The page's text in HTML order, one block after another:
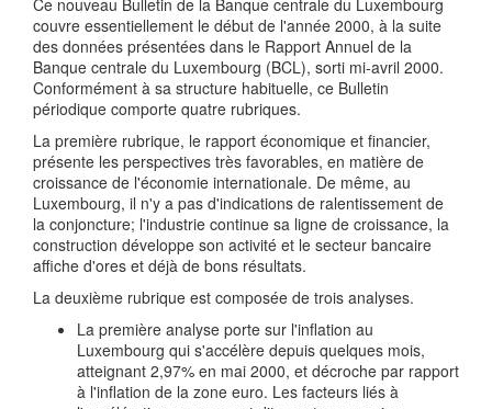
Ce nouveau Bulletin de la Banque centrale du Luxembourg
couvre essentiellement le début de l'année 2000, à la suite
des données présentées dans le Rapport Annuel de la
Banque centrale du Luxembourg (BCL), sorti mi-avril 2000.
Conformément à sa structure habituelle, ce Bulletin
périodique comporte quatre rubriques.
La première rubrique, le rapport économique et financier,
présente les perspectives très favorables, en matière de
croissance de l'économie internationale. De même, au
Luxembourg, il n'y a pas d'indications de ralentissement de
la conjoncture; l'industrie continue sa ligne de croissance, la
construction développe son activité et le secteur bancaire
affiche d'ores et déjà de bons résultats.
La deuxième rubrique est composée de trois analyses.
La première analyse porte sur l'inflation au
Luxembourg qui s'accélère depuis quelques mois,
atteignant 2,97% en mai 2000, et décroche par rapport
à l'inflation de la zone euro. Les facteurs liés à